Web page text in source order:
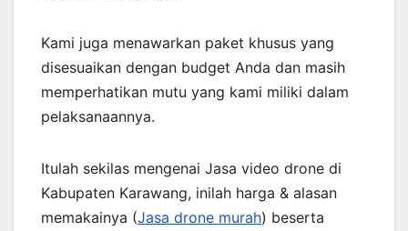
Kami juga menawarkan paket khusus yang
disesuaikan dengan budget Anda dan masih
memperhatikan mutu yang kami miliki dalam
pelaksanaannya.
Itulah sekilas mengenai Jasa video drone di
Kabupaten Karawang, inilah harga & alasan
memakainya (Jasa drone murah) beserta